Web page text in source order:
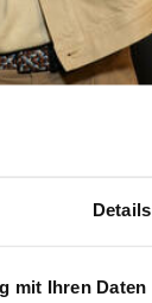
Details
mit Ihren Daten